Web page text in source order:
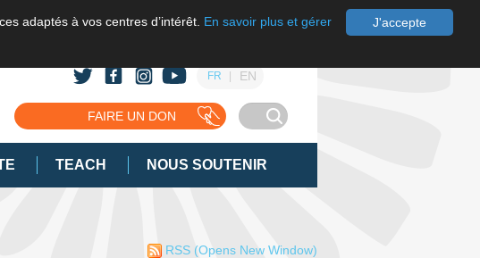
J'accepte
adaptés à vos centres d’intérêt. En savoir plus et gérer
FR EN
FAIRE UN DON
TEACH NOUS SOUTENIR
RSS (Opens New Window)